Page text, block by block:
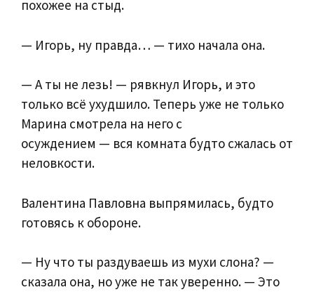
похожее на стыд.
— Игорь, ну правда… — тихо начала она.
— А ты не лезь! — рявкнул Игорь, и это
только всё ухудшило. Теперь уже не только
Марина смотрела на него с
осуждением — вся комната будто сжалась от
неловкости.
Валентина Павловна выпрямилась, будто
готовясь к обороне.
— Ну что ты раздуваешь из мухи слона? —
сказала она, но уже не так уверенно. — Это